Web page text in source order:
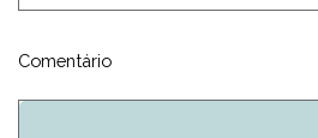
Comentário